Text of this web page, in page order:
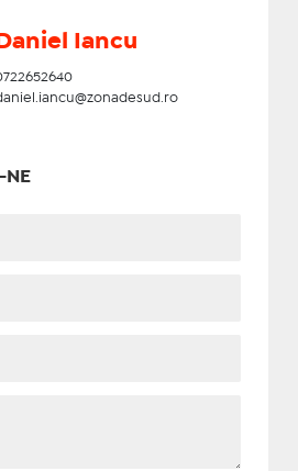
Daniel Iancu
NE